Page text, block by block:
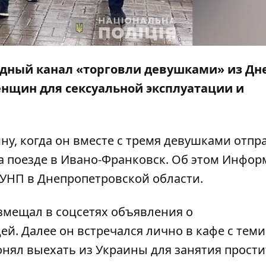
канал «торговли девушками» из
для сексуальной эксплуатации и
когда он вместе с тремя девушками
поезде в Ивано-Франковск. Об этом
в Днепропетровской области.
в соцсетях объявления о
Далее он встречался лично в кафе с
выехать из Украины для занятия